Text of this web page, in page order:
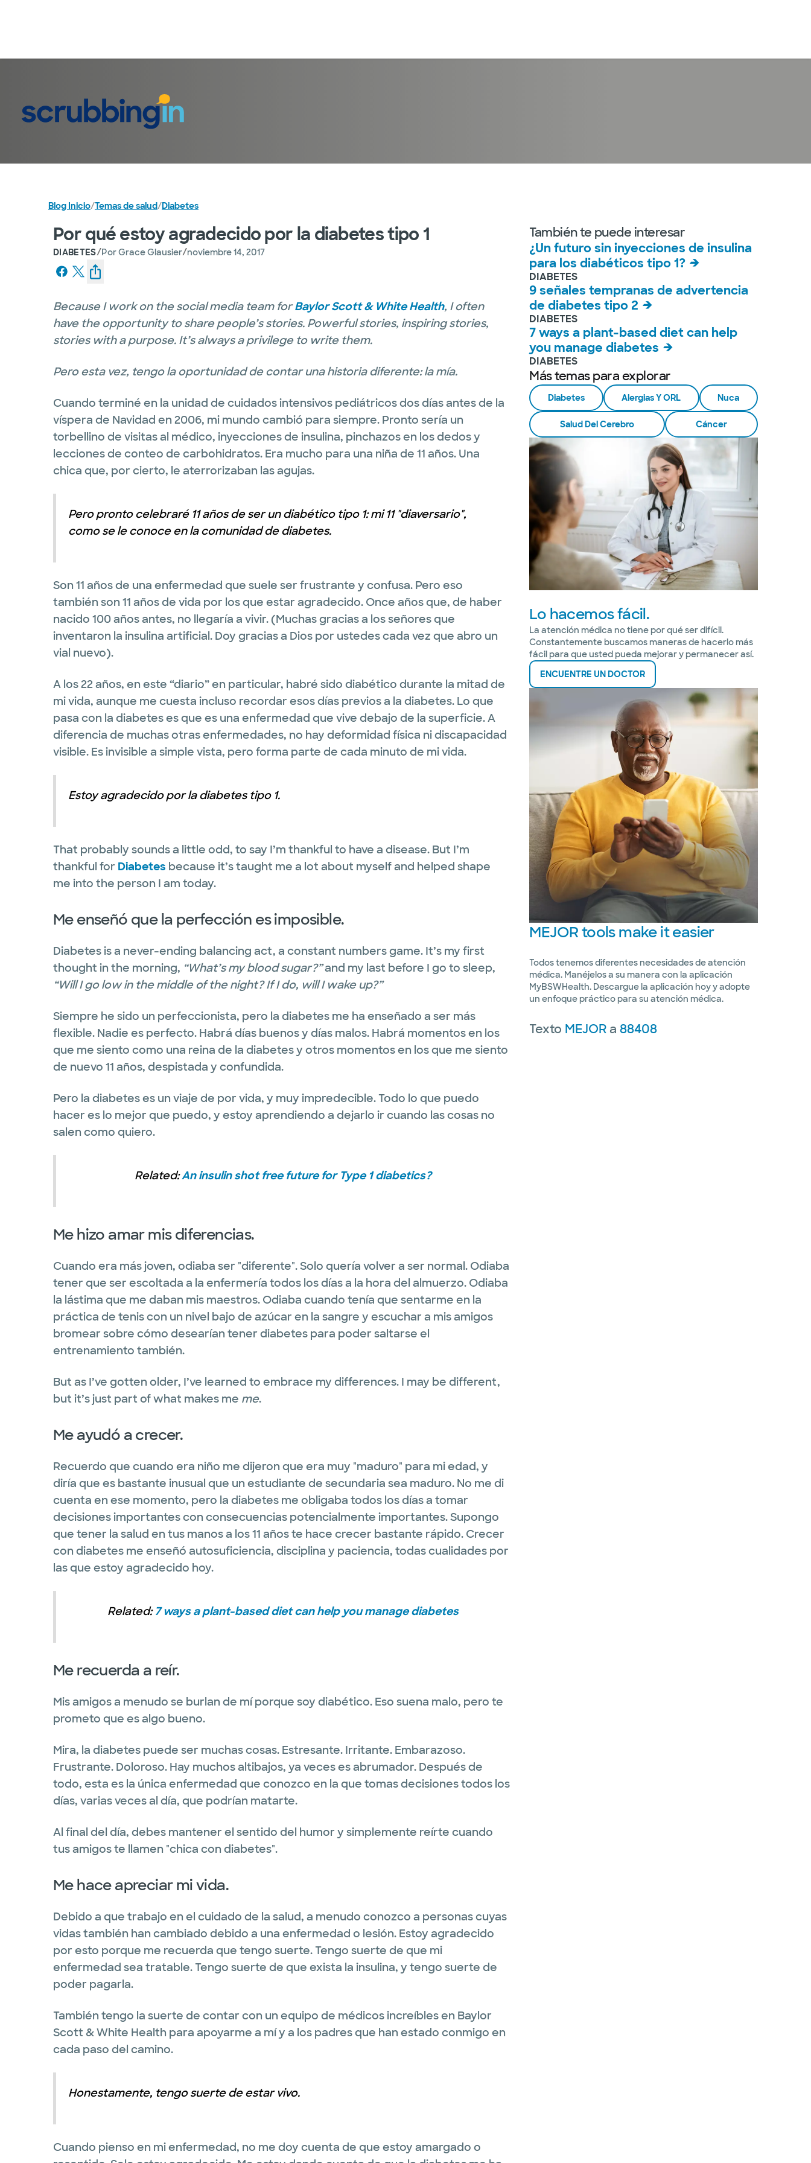
Blog Inicio/Temas de salud/Diabetes
Por qué estoy agradecido por la diabetes tipo 1
DIABETES/PorGrace Glausier/noviembre 14, 2017
Because I work on the social media team forBaylor Scott & White Health, I often
have the opportunity to share people’s stories. Powerful stories, inspiring stories,
stories with a purpose. It’s always a privilege to write them.
Pero esta vez, tengo la oportunidad de contar una historia diferente: la mía.
Cuando terminé en la unidad de cuidados intensivos pediátricos dos días antes de la
víspera de Navidad en 2006, mi mundo cambió para siempre. Pronto sería un
torbellino de visitas al médico, inyecciones de insulina, pinchazos en los dedos y
lecciones de conteo de carbohidratos. Era mucho para una niña de 11 años. Una
chica que, por cierto, le aterrorizaban las agujas.
Pero pronto celebraré 11 años de ser un diabético tipo 1: mi 11 "diaversario",
como se le conoce en la comunidad de diabetes.
Son 11 años de una enfermedad que suele ser frustrante y confusa. Pero eso
también son 11 años de vida por los que estar agradecido. Once años que, de haber
nacido 100 años antes, no llegaría a vivir. (Muchas gracias a los señores que
inventaron la insulina artificial. Doy gracias a Dios por ustedes cada vez que abro un
vial nuevo).
A los 22 años, en este “diario” en particular, habré sido diabético durante la mitad de
mi vida, aunque me cuesta incluso recordar esos días previos a la diabetes. Lo que
pasa con la diabetes es que es una enfermedad que vive debajo de la superficie. A
diferencia de muchas otras enfermedades, no hay deformidad física ni discapacidad
visible. Es invisible a simple vista, pero forma parte de cada minuto de mi vida.
Estoy agradecido por la diabetes tipo 1.
That probably sounds a little odd, to say I’m thankful to have a disease. But I’m
thankful for Diabetes because it’s taught me a lot about myself and helped shape
me into the person I am today.
Me enseñó que la perfección es imposible.
Diabetes is a never-ending balancing act, a constant numbers game. It’s my first
thought in the morning, “What’s my blood sugar?”and my last before I go to sleep,
“Will I go low in the middle of the night? If I do, will I wake up?”
Siempre he sido un perfeccionista, pero la diabetes me ha enseñado a ser más
flexible. Nadie es perfecto. Habrá días buenos y días malos. Habrá momentos en los
que me siento como una reina de la diabetes y otros momentos en los que me siento
de nuevo 11 años, despistada y confundida.
Pero la diabetes es un viaje de por vida, y muy impredecible. Todo lo que puedo
hacer es lo mejor que puedo, y estoy aprendiendo a dejarlo ir cuando las cosas no
salen como quiero.
Related:An insulin shot free future for Type 1 diabetics?
Me hizo amar mis diferencias.
Cuando era más joven, odiaba ser "diferente". Solo quería volver a ser normal. Odiaba
tener que ser escoltada a la enfermería todos los días a la hora del almuerzo. Odiaba
la lástima que me daban mis maestros. Odiaba cuando tenía que sentarme en la
práctica de tenis con un nivel bajo de azúcar en la sangre y escuchar a mis amigos
bromear sobre cómo desearían tener diabetes para poder saltarse el
entrenamiento también.
But as I’ve gotten older, I’ve learned to embrace my differences. I may be different,
but it’s just part of what makes me me.
Me ayudó a crecer.
Recuerdo que cuando era niño me dijeron que era muy "maduro" para mi edad, y
diría que es bastante inusual que un estudiante de secundaria sea maduro. No me di
cuenta en ese momento, pero la diabetes me obligaba todos los días a tomar
decisiones importantes con consecuencias potencialmente importantes. Supongo
que tener la salud en tus manos a los 11 años te hace crecer bastante rápido. Crecer
con diabetes me enseñó autosuficiencia, disciplina y paciencia, todas cualidades por
las que estoy agradecido hoy.
Related:7 ways a plant-based diet can help you manage diabetes
Me recuerda a reír.
Mis amigos a menudo se burlan de mí porque soy diabético. Eso suena malo, pero te
prometo que es algo bueno.
Mira, la diabetes puede ser muchas cosas. Estresante. Irritante. Embarazoso.
Frustrante. Doloroso. Hay muchos altibajos, ya veces es abrumador. Después de
todo, esta es la única enfermedad que conozco en la que tomas decisiones todos los
días, varias veces al día, que podrían matarte.
Al final del día, debes mantener el sentido del humor y simplemente reírte cuando
tus amigos te llamen "chica con diabetes".
Me hace apreciar mi vida.
Debido a que trabajo en el cuidado de la salud, a menudo conozco a personas cuyas
vidas también han cambiado debido a una enfermedad o lesión. Estoy agradecido
por esto porque me recuerda que tengo suerte. Tengo suerte de que mi
enfermedad sea tratable. Tengo suerte de que exista la insulina, y tengo suerte de
poder pagarla.
También tengo la suerte de contar con un equipo de médicos increíbles en Baylor
Scott & White Health para apoyarme a mí y a los padres que han estado conmigo en
cada paso del camino.
Honestamente, tengo suerte de estar vivo.
Cuando pienso en mi enfermedad, no me doy cuenta de que estoy amargado o
También te puede interesar
¿Un futuro sin inyecciones de insulina
para los diabéticos tipo 1?
DIABETES
9 señales tempranas de advertencia
de diabetes tipo 2
DIABETES
7 ways a plant-based diet can help
you manage diabetes
DIABETES
Más temas para explorar
Diabetes Alergias Y ORL Nuca
Salud Del Cerebro Cáncer
Lo hacemos fácil.
La atención médica no tiene por qué ser difícil.
Constantemente buscamos maneras de hacerlo más
fácil para que usted pueda mejorar y permanecer así.
ENCUENTRE UN DOCTOR
MEJORtools make it easier
Todos tenemos diferentes necesidades de atención
médica. Manéjelos a su manera con la aplicación
MyBSWHealth. Descargue la aplicación hoy y adopte
un enfoque práctico para su atención médica.
Texto MEJORa88408